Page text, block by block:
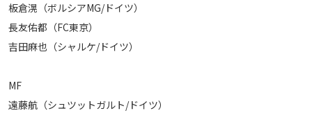
板倉滉（ボルシアMG/ドイツ）
長友佑都（FC東京）
吉田麻也（シャルケ/ドイツ）
MF
遠藤航（シュツットガルト/ドイツ）